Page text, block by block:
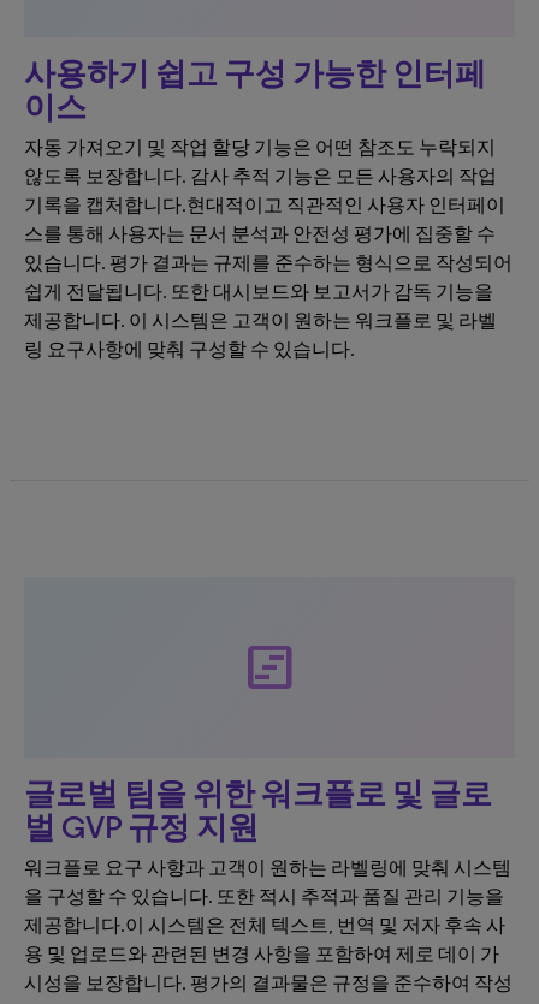
사용하기 쉽고 구성 가능한 인터페
이스
자동 가져오기 및 작업 할당 기능은 어떤 참조도 누락되지
않도록 보장합니다. 감사 추적 기능은 모든 사용자의 작업
기록을 캡처합니다.현대적이고 직관적인 사용자 인터페이
스를 통해 사용자는 문서 분석과 안전성 평가에 집중할 수
있습니다. 평가 결과는 규제를 준수하는 형식으로 작성되어
쉽게 전달됩니다. 또한 대시보드와 보고서가 감독 기능을
제공합니다. 이 시스템은 고객이 원하는 워크플로 및 라벨
링 요구사항에 맞춰 구성할 수 있습니다.
view_timeline
글로벌 팀을 위한 워크플로 및 글로
벌 GVP 규정 지원
워크플로 요구 사항과 고객이 원하는 라벨링에 맞춰 시스템
을 구성할 수 있습니다. 또한 적시 추적과 품질 관리 기능을
제공합니다.이 시스템은 전체 텍스트, 번역 및 저자 후속 사
용 및 업로드와 관련된 변경 사항을 포함하여 제로 데이 가
시성을 보장합니다. 평가의 결과물은 규정을 준수하여 작성